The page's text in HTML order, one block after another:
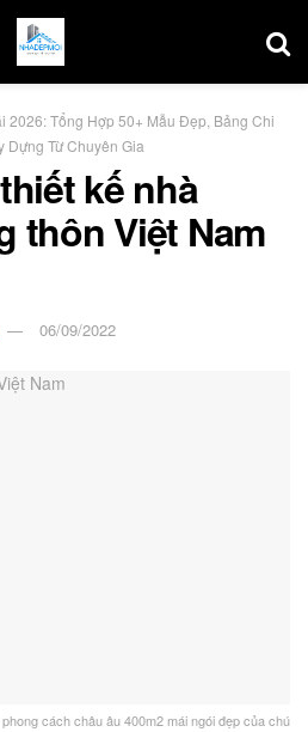
2026: Tổng Hợp 50+ Mẫu Đẹp, Bảng Chi
Dựng Từ Chuyên Gia
kế nhà
thôn Việt Nam
06/09/2022
cách châu âu 400m2 mái ngói đẹp của chú